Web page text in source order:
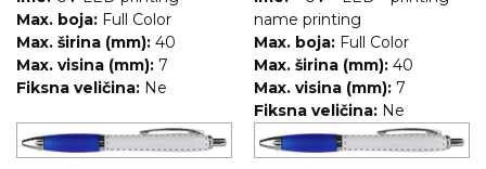
Max. boja: Full Color
Max. širina (mm): 40
Max. visina (mm): 7
Fiksna veličina: Ne
name printing
Max. boja: Full Color
Max. širina (mm): 40
Max. visina (mm): 7
Fiksna veličina: Ne